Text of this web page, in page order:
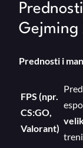
Gejming
Prednosti i
FPS (npr.
CS:GO,
Valorant)